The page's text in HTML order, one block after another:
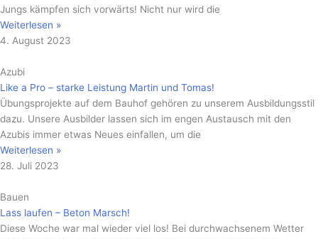
Jungs kämpfen sich vorwärts! Nicht nur wird die
Weiterlesen »
4. August 2023
Azubi
Like a Pro – starke Leistung Martin und Tomas!
Übungsprojekte auf dem Bauhof gehören zu unserem Ausbildungsstil
dazu. Unsere Ausbilder lassen sich im engen Austausch mit den
Azubis immer etwas Neues einfallen, um die
Weiterlesen »
28. Juli 2023
Bauen
Lass laufen – Beton Marsch!
Diese Woche war mal wieder viel los! Bei durchwachsenem Wetter